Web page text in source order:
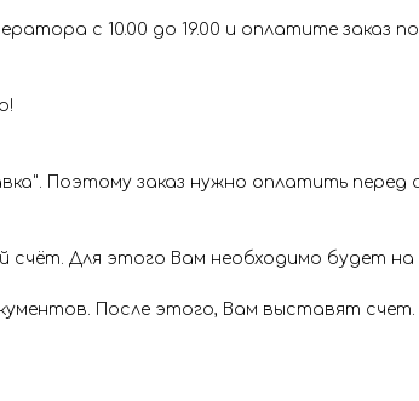
с 10.00 до 19.00 и оплатите заказ
Поэтому заказ нужно оплатить
счёт. Для этого Вам необходимо будет
После этого, Вам выставят